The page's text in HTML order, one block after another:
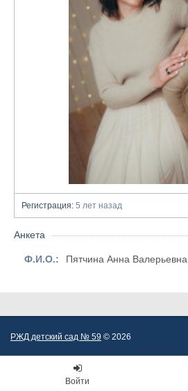
Регистрация: 5 лет назад
Анкета
Ф.И.О.: Пятчина Анна Валерьевна
РЖД детский сад № 59 © 2026
Войти